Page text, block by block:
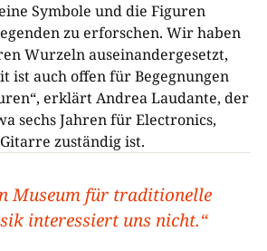
Symbole und die Figuren
zu erforschen. Wir haben
Wurzeln auseinandergesetzt,
ist auch offen für Begegnungen
erklärt Andrea Laudante, der
sechs Jahren für Electronics,
zuständig ist.
Museum für traditionelle
interessiert uns nicht.“